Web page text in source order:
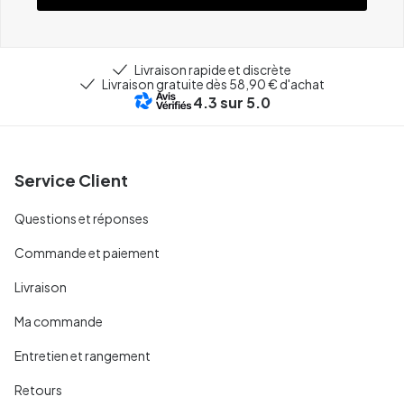
Livraison rapide et discrète
Livraison gratuite dès 58,90 € d'achat
4.3sur 5.0
Service Client
Questions et réponses
Commande et paiement
Livraison
Ma commande
Entretien et rangement
Retours